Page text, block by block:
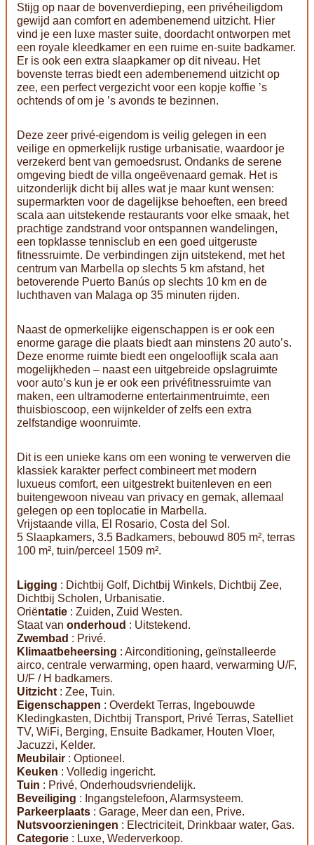
Stijg op naar de bovenverdieping, een privéheiligdom
gewijd aan comfort en adembenemend uitzicht. Hier
vind je een luxe master suite, doordacht ontworpen met
een royale kleedkamer en een ruime en-suite badkamer.
Er is ook een extra slaapkamer op dit niveau. Het
bovenste terras biedt een adembenemend uitzicht op
zee, een perfect vergezicht voor een kopje koffie ’s
ochtends of om je ’s avonds te bezinnen.
Deze zeer privé-eigendom is veilig gelegen in een
veilige en opmerkelijk rustige urbanisatie, waardoor je
verzekerd bent van gemoedsrust. Ondanks de serene
omgeving biedt de villa ongeëvenaard gemak. Het is
uitzonderlijk dicht bij alles wat je maar kunt wensen:
supermarkten voor de dagelijkse behoeften, een breed
scala aan uitstekende restaurants voor elke smaak, het
prachtige zandstrand voor ontspannen wandelingen,
een topklasse tennisclub en een goed uitgeruste
fitnessruimte. De verbindingen zijn uitstekend, met het
centrum van Marbella op slechts 5 km afstand, het
betoverende Puerto Banús op slechts 10 km en de
luchthaven van Malaga op 35 minuten rijden.
Naast de opmerkelijke eigenschappen is er ook een
enorme garage die plaats biedt aan minstens 20 auto’s.
Deze enorme ruimte biedt een ongelooflijk scala aan
mogelijkheden – naast een uitgebreide opslagruimte
voor auto’s kun je er ook een privéfitnessruimte van
maken, een ultramoderne entertainmentruimte, een
thuisbioscoop, een wijnkelder of zelfs een extra
zelfstandige woonruimte.
Dit is een unieke kans om een woning te verwerven die
klassiek karakter perfect combineert met modern
luxueus comfort, een uitgestrekt buitenleven en een
buitengewoon niveau van privacy en gemak, allemaal
gelegen op een toplocatie in Marbella.
Vrijstaande villa, El Rosario, Costa del Sol.
5 Slaapkamers, 3.5 Badkamers, bebouwd 805 m², terras
100 m², tuin/perceel 1509 m².
Ligging : Dichtbij Golf, Dichtbij Winkels, Dichtbij Zee,
Dichtbij Scholen, Urbanisatie.
Oriëntatie : Zuiden, Zuid Westen.
Staat van onderhoud : Uitstekend.
Zwembad : Privé.
Klimaatbeheersing : Airconditioning, geïnstalleerde
airco, centrale verwarming, open haard, verwarming U/F,
U/F / H badkamers.
Uitzicht : Zee, Tuin.
Eigenschappen : Overdekt Terras, Ingebouwde
Kledingkasten, Dichtbij Transport, Privé Terras, Satelliet
TV, WiFi, Berging, Ensuite Badkamer, Houten Vloer,
Jacuzzi, Kelder.
Meubilair : Optioneel.
Keuken : Volledig ingericht.
Tuin : Privé, Onderhoudsvriendelijk.
Beveiliging : Ingangstelefoon, Alarmsysteem.
Parkeerplaats : Garage, Meer dan een, Prive.
Nutsvoorzieningen : Electriciteit, Drinkbaar water, Gas.
Categorie : Luxe, Wederverkoop.